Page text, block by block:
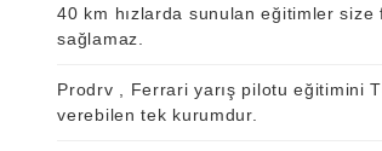
40 km hızlarda sunulan eğitimler size
sağlamaz.
Prodrv , Ferrari yarış pilotu eğitimini
verebilen tek kurumdur.